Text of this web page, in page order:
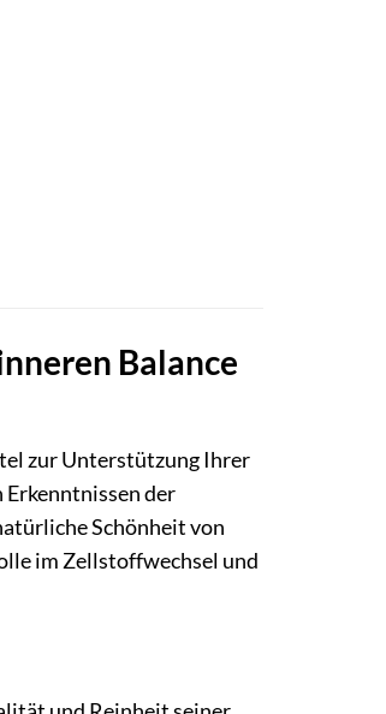
Balance
zur Unterstützung Ihrer
der
Schönheit von
im Zellstoffwechsel und